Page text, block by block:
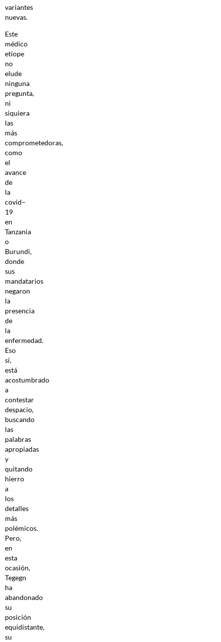
variantes
nuevas.
Este
médico
etíope
no
elude
ninguna
pregunta,
ni
siquiera
las
más
comprometedoras,
como
el
avance
de
la
covid–
19
en
Tanzania
o
Burundi,
donde
sus
mandatarios
negaron
la
presencia
de
la
enfermedad.
Eso
sí,
está
acostumbrado
a
contestar
despacio,
buscando
las
palabras
apropiadas
y
quitando
hierro
a
los
detalles
más
polémicos.
Pero,
en
esta
ocasión,
Tegegn
ha
abandonado
su
posición
equidistante,
su